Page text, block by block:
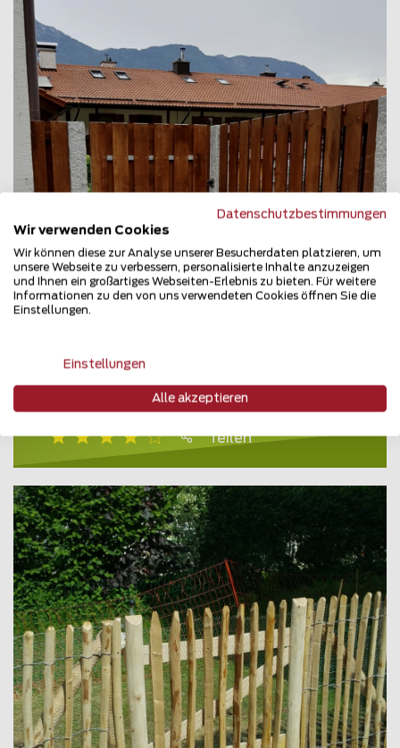
Holz Sichtschutz
83435 Bad Reichenhall
Teilen
Datenschutzbestimmungen
Wir verwenden Cookies
Wir können diese zur Analyse unserer Besucherdaten platzieren, um
unsere Webseite zu verbessern, personalisierte Inhalte anzuzeigen
und Ihnen ein großartiges Webseiten-Erlebnis zu bieten. Für weitere
Informationen zu den von uns verwendeten Cookies öffnen Sie die
Einstellungen.
Einstellungen
Alle akzeptieren